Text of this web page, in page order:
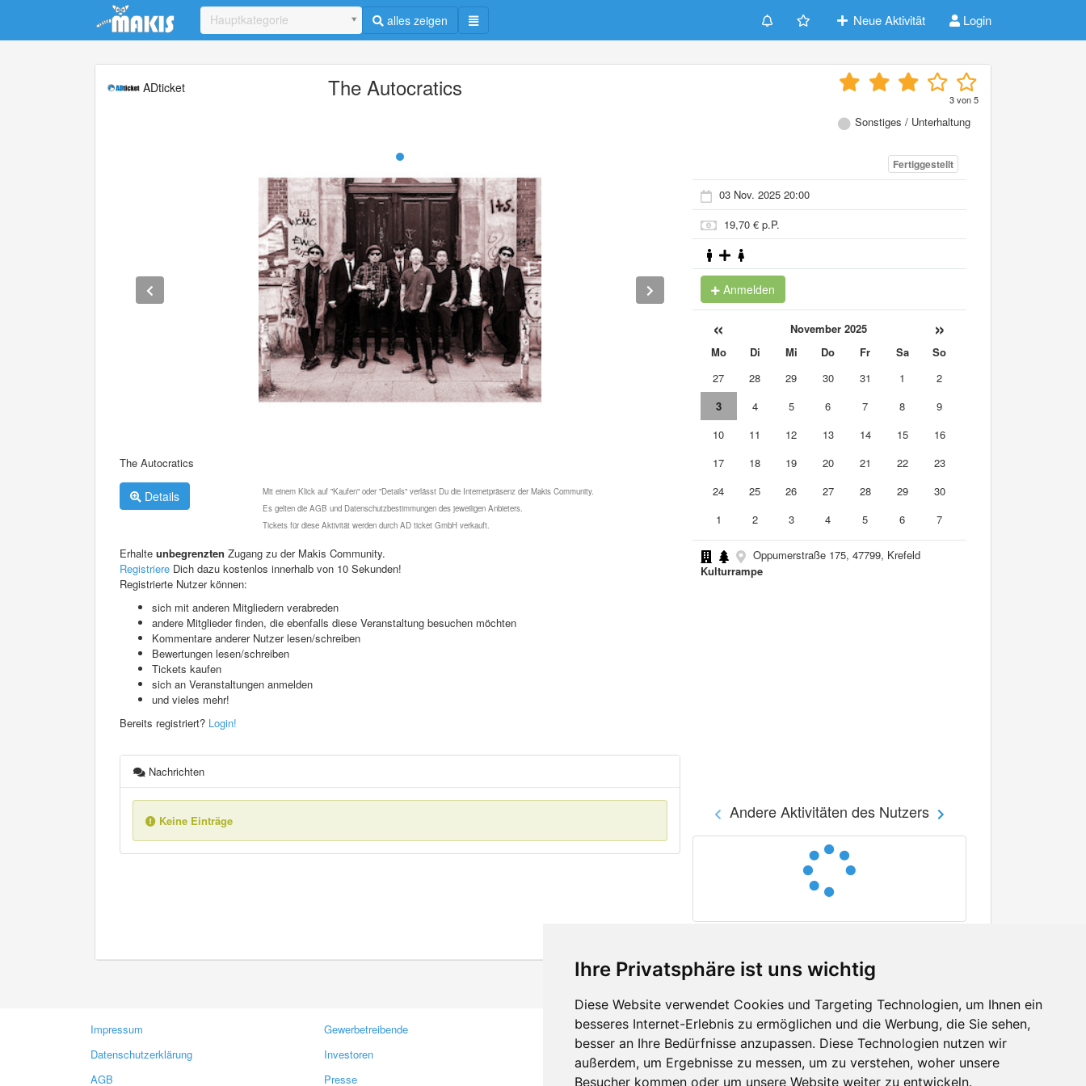
Ihre Privatsphäre ist uns wichtig
Diese Website verwendet Cookies und Targeting Technologien, um Ihnen ein
besseres Internet-Erlebnis zu ermöglichen und die Werbung, die Sie sehen,
besser an Ihre Bedürfnisse anzupassen. Diese Technologien nutzen wir
außerdem, um Ergebnisse zu messen, um zu verstehen, woher unsere
Besucher kommen oder um unsere Website weiter zu entwickeln.
Update cookies preferences
Hauptkategorie alles zeigen Neue Aktivität Login
ADticket The Autocratics 3von5
Sonstiges / Unterhaltung
The Autocratics
Details
Mit einem Klick auf "Kaufen" oder "Details" verlässt Du die Internetpräsenz der Makis Community.
Es gelten die AGB und Datenschutzbestimmungen des jeweiligen Anbieters.
Tickets für diese Aktivität werden durch AD ticket GmbH verkauft.
Erhalte unbegrenzten Zugang zu der Makis Community.
Registriere Dich dazu kostenlos innerhalb von 10 Sekunden!
Registrierte Nutzer können:
sich mit anderen Mitgliedern verabreden
andere Mitglieder finden, die ebenfalls diese Veranstaltung besuchen möchten
Kommentare anderer Nutzer lesen/schreiben
Bewertungen lesen/schreiben
Tickets kaufen
sich an Veranstaltungen anmelden
und vieles mehr!
Bereits registriert? Login!
Nachrichten
Keine Einträge
Fertiggestellt
03 Nov. 2025 20:00
19,70 € p.P.
Anmelden
« November 2025 »
Mo Di Mi Do Fr Sa
So
27
28 29 30 31 1
2
3
4 5 6 7 8
9
10
11 12 13 14 15
16
17
18 19 20 21 22
23
24
25 26 27 28 29
30
1
2 3 4 5 6 7
Oppumerstraße 175, 47799, Krefeld
Kulturrampe
Andere Aktivitäten des Nutzers
Impressum
Datenschutzerklärung
AGB
Gewerbetreibende
Investoren
Presse
Kontakt
Feedback
Fehler melden
Facebook
Twitter
YouTube